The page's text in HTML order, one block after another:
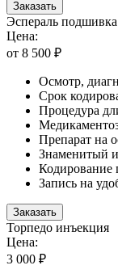
Заказать
Эспераль подшивка
Цена:
от 8 500 ₽
Осмотр,
Срок
Процедура
Препарат на
Знаменитый
Кодирование
Запись на
Заказать
Торпедо инъекция
Цена:
3 000 ₽